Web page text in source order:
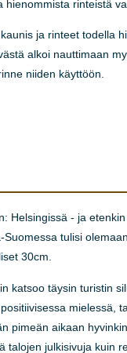
hienommista rinteistä
ja rinteet todella
alkoi nauttimaan
niiden käyttöön.
Helsingissä - ja
tulisi
30cm.
katsoo täysin turistin
mielessä,
pimeän aikaan
talojen julkisivuja kuin